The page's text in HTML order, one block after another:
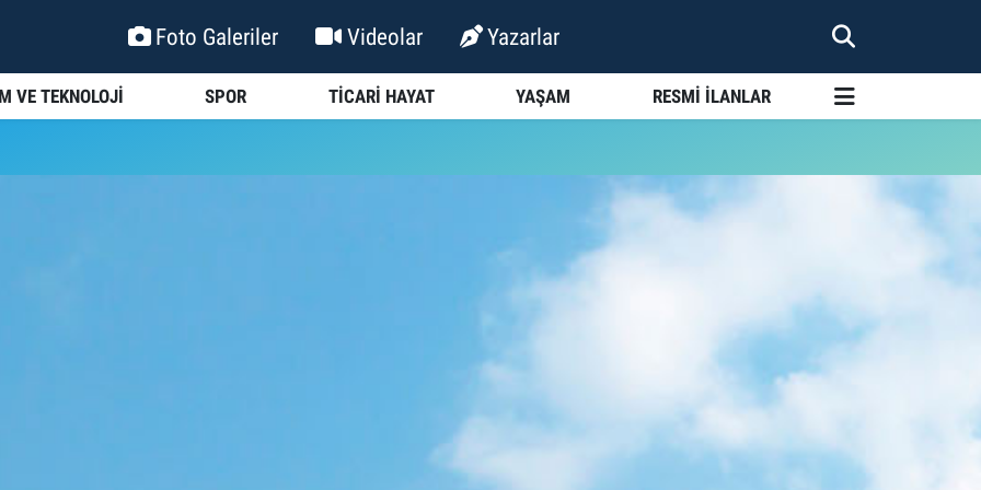
Foto Galeriler Videolar Yazarlar
VE TEKNOLOJİ SPOR TİCARİ HAYAT YAŞAM RESMİ İLANLAR